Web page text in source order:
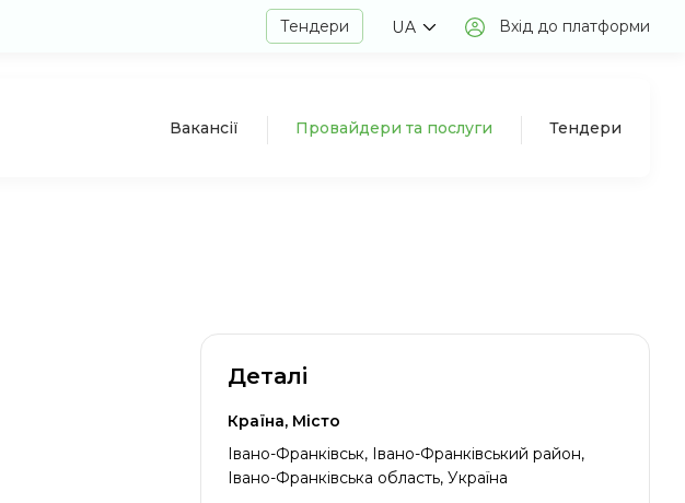
Тендери UA Вхід до платформи
Вакансії Провайдери та послуги Тендери
Деталі
Країна, Місто
Івано-Франківськ, Івано-Франківський район,
Івано-Франківська область, Україна